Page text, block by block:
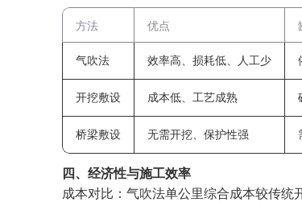
方法 优点
气吹法 效率高、损耗低、人工少
开挖敷设 成本低、工艺成熟
桥梁敷设 无需开挖、保护性强
四、‌经济性与施工效率‌
成本对比‌：气吹法单公里综合成本较传统